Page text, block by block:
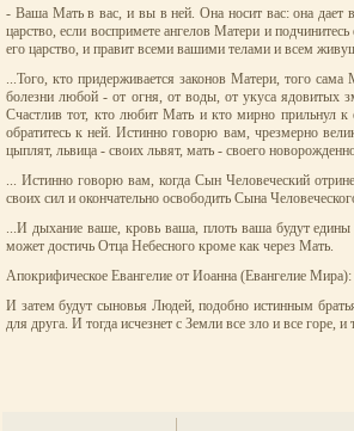
- Ваша Мать в вас, и вы в ней. Она носит вас: она дает
царство, если воспримете ангелов Матери и
его царство, и правит всеми вашими телами и всем
...Того, кто придерживается законов Матери, того
болезни любой - от огня, от воды, от укуса ядовитых
Счастлив тот, кто любит Мать и кто мирно прильнул
обратитесь к ней. Истинно говорю вам, чрезмерно
цыплят, львица - своих львят, мать - своего
... Истинно говорю вам, когда Сын Человеческий
своих сил и окончательно освободить Сына
...И дыхание ваше, кровь ваша, плоть ваша будут
может достичь Отца Небесного кроме как через Мать.
Апокрифическое Евангелие от Иоанна (Евангелие Мира):
И затем будут сыновья Людей, подобно истинным
для друга. И тогда исчезнет с Земли все зло и все горе,